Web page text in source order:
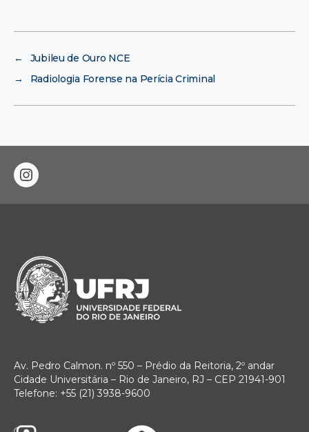
←
Jubileu de Ouro NCE
→
Radiologia Forense na Perícia Criminal
instagram
Av. Pedro Calmon. nº 550 – Prédio da Reitoria, 2º andar
Cidade Universitária – Rio de Janeiro, RJ – CEP 21941-901
Telefone: +55 (21) 3938-9600